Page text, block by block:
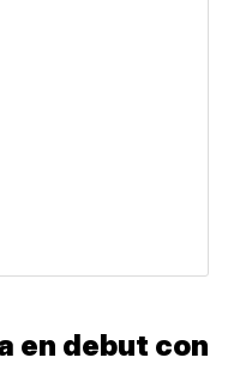
en debut con